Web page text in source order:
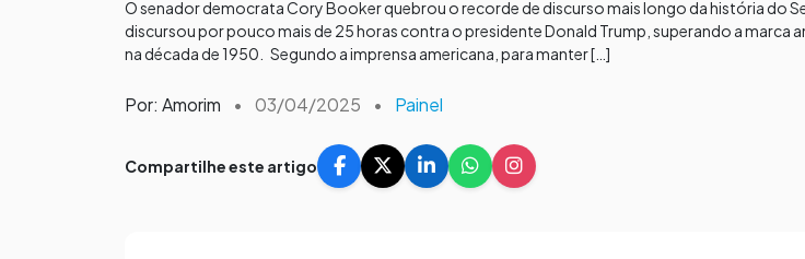
O senador democrata Cory Booker quebrou o recorde de discurso mais longo da história do
discursou por pouco mais de 25 horas contra o presidente Donald Trump, superando a marca
na década de 1950. Segundo a imprensa americana, para manter […]
Por: Amorim • 03/04/2025 • Painel
Compartilhe este artigo